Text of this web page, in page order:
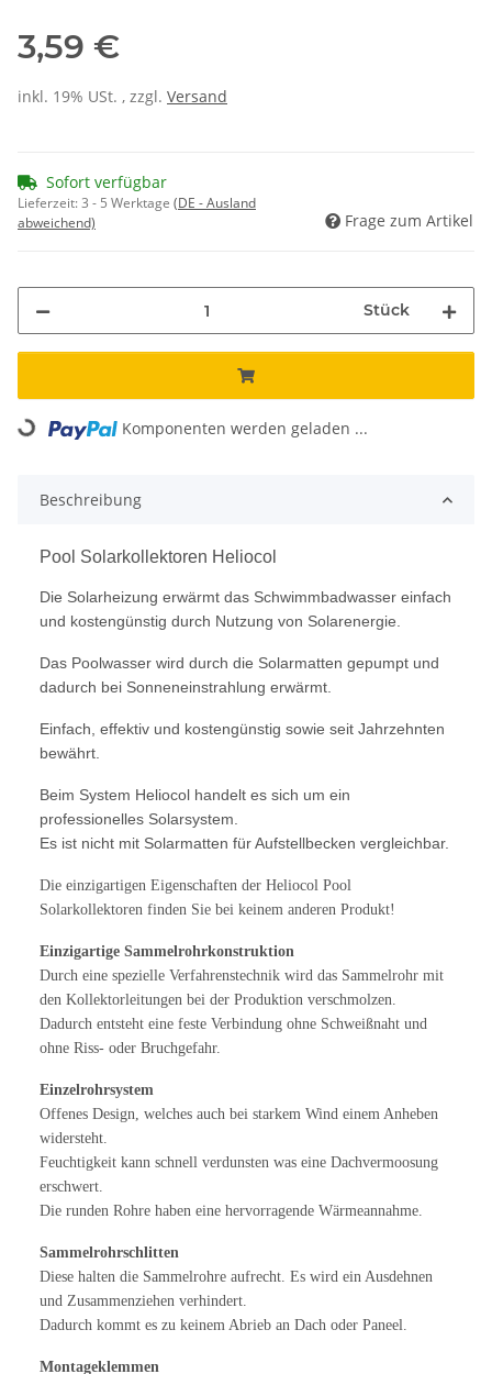
3,59 €
inkl. 19% USt. , zzgl. Versand
Sofort verfügbar
Lieferzeit:3 - 5 Werktage (DE - Ausland
abweichend)
Frage zum Artikel
Stück
Loading... Komponenten werden geladen ...
Beschreibung
Pool Solarkollektoren Heliocol
Die Solarheizung erwärmt das Schwimmbadwasser einfach
und kostengünstig durch Nutzung von Solarenergie.
Das Poolwasser wird durch die Solarmatten gepumpt und
dadurch bei Sonneneinstrahlung erwärmt.
Einfach, effektiv und kostengünstig sowie seit Jahrzehnten
bewährt.
Beim System Heliocol handelt es sich um ein
professionelles Solarsystem.
Es ist nicht mit Solarmatten für Aufstellbecken vergleichbar.
Die einzigartigen Eigenschaften der Heliocol Pool
Solarkollektoren finden Sie bei keinem anderen Produkt!
Einzigartige Sammelrohrkonstruktion
Durch eine spezielle Verfahrenstechnik wird das Sammelrohr mit
den Kollektorleitungen bei der Produktion verschmolzen.
Dadurch entsteht eine feste Verbindung ohne Schweißnaht und
ohne Riss- oder Bruchgefahr.
Einzelrohrsystem
Offenes Design, welches auch bei starkem Wind einem Anheben
widersteht.
Feuchtigkeit kann schnell verdunsten was eine Dachvermoosung
erschwert.
Die runden Rohre haben eine hervorragende Wärmeannahme.
Sammelrohrschlitten
Diese halten die Sammelrohre aufrecht. Es wird ein Ausdehnen
und Zusammenziehen verhindert.
Dadurch kommt es zu keinem Abrieb an Dach oder Paneel.
Montageklemmen